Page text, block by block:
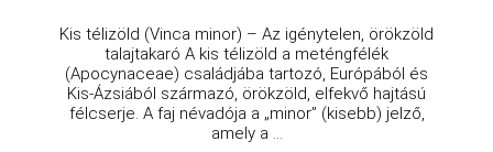
Kis télizöld (Vinca minor) – Az igénytelen, örökzöld
talajtakaró A kis télizöld a meténgfélék
(Apocynaceae) családjába tartozó, Európából és
Kis-Ázsiából származó, örökzöld, elfekvő hajtású
félcserje. A faj névadója a „minor” (kisebb) jelző,
amely a ...